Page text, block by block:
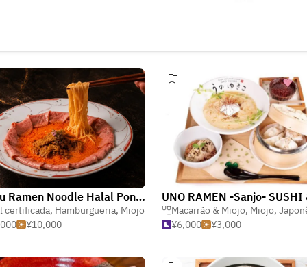
Wagyu Ramen Noodle Halal Ponto Restaurant Kyoto Pontocho Wagyu Ramen Restaurant
certificada, Hamburgueria, Miojo
¥10,000
Macarrão & Miojo, Miojo,
¥6,000
¥3,000